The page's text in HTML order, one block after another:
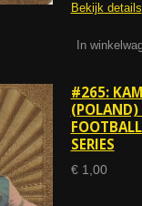
Bekijk details
In
#265:
(POLAND)
SERIES
€ 1,00